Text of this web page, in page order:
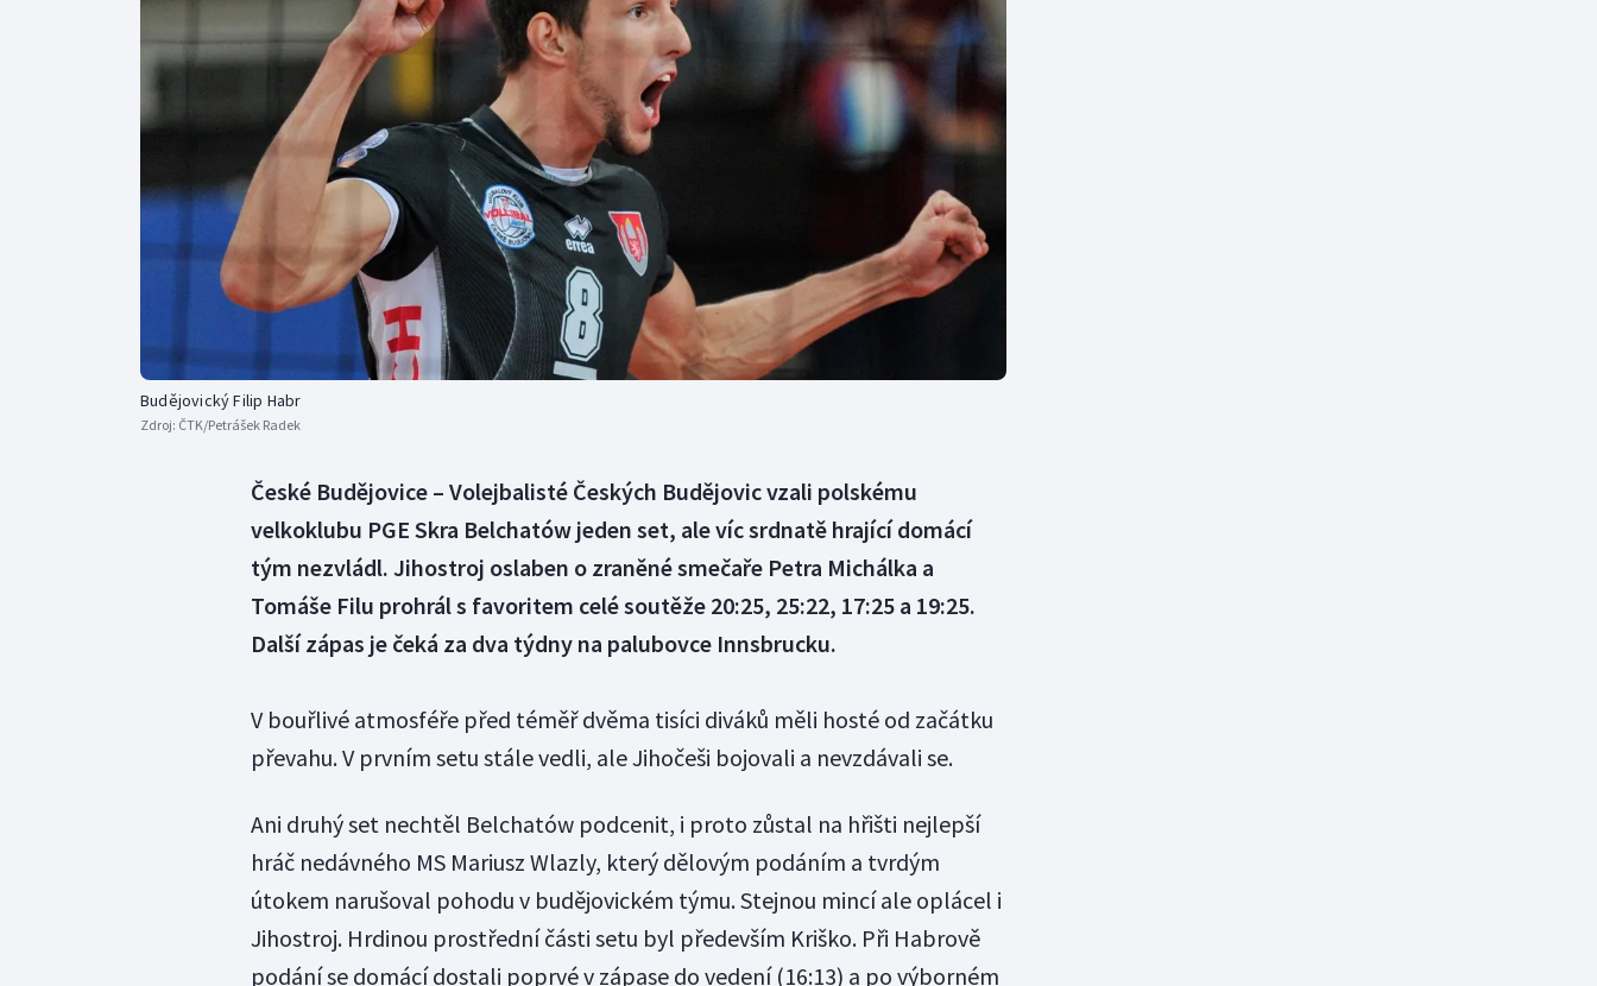
Curling
Dostihy
Florbal
Futsal
Golf
Gymnastika
Moderní pětiboj
Motorsport
Olympijské hry
Parasport
Plavání
Plážový volejbal
Triatlon
Veslování
Vodní slalom
Ostatní
Budějovický Filip Habr
Zdroj: ČTK/Petrášek Radek
České Budějovice – Volejbalisté Českých Budějovic vzali polskému
velkoklubu PGE Skra Belchatów jeden set, ale víc srdnatě hrající domácí
tým nezvládl. Jihostroj oslaben o zraněné smečaře Petra Michálka a
Tomáše Filu prohrál s favoritem celé soutěže 20:25, 25:22, 17:25 a 19:25.
Další zápas je čeká za dva týdny na palubovce Innsbrucku.
V bouřlivé atmosféře před téměř dvěma tisíci diváků měli hosté od začátku
převahu. V prvním setu stále vedli, ale Jihočeši bojovali a nevzdávali se.
Ani druhý set nechtěl Belchatów podcenit, i proto zůstal na hřišti nejlepší
hráč nedávného MS Mariusz Wlazly, který dělovým podáním a tvrdým
útokem narušoval pohodu v budějovickém týmu. Stejnou mincí ale oplácel i
Jihostroj. Hrdinou prostřední části setu byl především Kriško. Při Habrově
podání se domácí dostali poprvé v zápase do vedení (16:13) a po výborném